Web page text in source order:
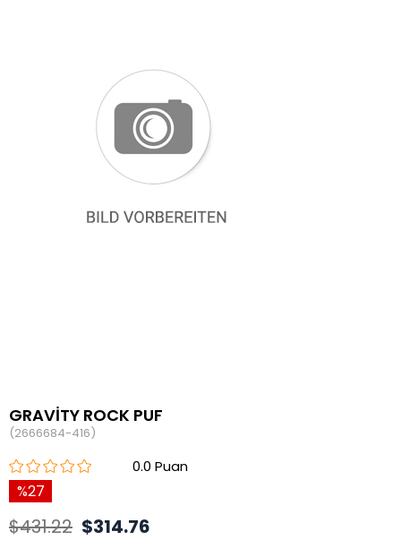
GRAVİTY ROCK PUF
(2666684-416)
0.0
27
$431.22 $314.76